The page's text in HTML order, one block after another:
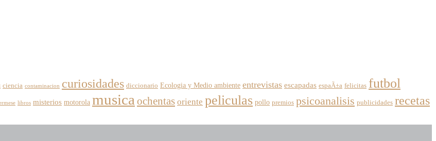
ciencia contaminacion curiosidades diccionario Ecologia y Medio ambiente entrevistas escapadas espaÃ±a felicitas futbol
libros misterios motorola musica ochentas oriente peliculas pollo premios psicoanalisis publicidades recetas